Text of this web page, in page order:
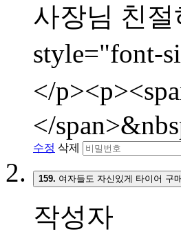
사장님 친절
style="font-
</
</
수정 삭제
159. 여자들도 자신있게 타이어 구
작성자